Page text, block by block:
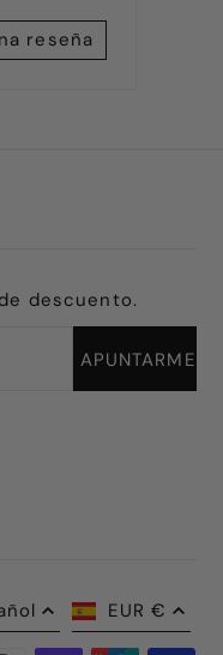
reseña
descuento.
EUR €